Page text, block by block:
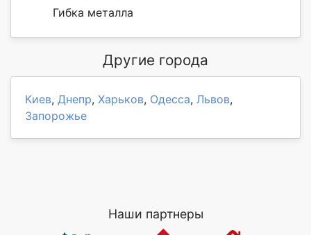
Гибка металла
Другие города
Киев, Днепр, Харьков, Одесса, Львов,
Запорожье
Наши партнеры